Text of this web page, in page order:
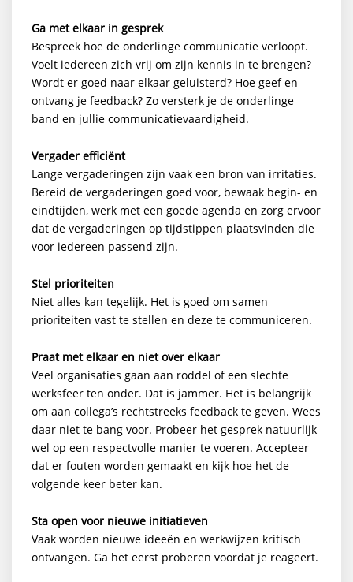
Ga met elkaar in gesprek
Bespreek hoe de onderlinge communicatie verloopt.
Voelt iedereen zich vrij om zijn kennis in te brengen?
Wordt er goed naar elkaar geluisterd? Hoe geef en
ontvang je feedback? Zo versterk je de onderlinge
band en jullie communicatievaardigheid.
Vergader efficiënt
Lange vergaderingen zijn vaak een bron van irritaties.
Bereid de vergaderingen goed voor, bewaak begin- en
eindtijden, werk met een goede agenda en zorg ervoor
dat de vergaderingen op tijdstippen plaatsvinden die
voor iedereen passend zijn.
Stel prioriteiten
Niet alles kan tegelijk. Het is goed om samen
prioriteiten vast te stellen en deze te communiceren.
Praat met elkaar en niet over elkaar
Veel organisaties gaan aan roddel of een slechte
werksfeer ten onder. Dat is jammer. Het is belangrijk
om aan collega’s rechtstreeks feedback te geven. Wees
daar niet te bang voor. Probeer het gesprek natuurlijk
wel op een respectvolle manier te voeren. Accepteer
dat er fouten worden gemaakt en kijk hoe het de
volgende keer beter kan.
Sta open voor nieuwe initiatieven
Vaak worden nieuwe ideeën en werkwijzen kritisch
ontvangen. Ga het eerst proberen voordat je reageert.